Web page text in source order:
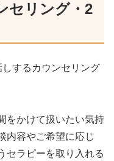
セリング・2
するカウンセリング
をかけて扱いたい気持
内容やご希望に応じ
セラピーを取り入れる